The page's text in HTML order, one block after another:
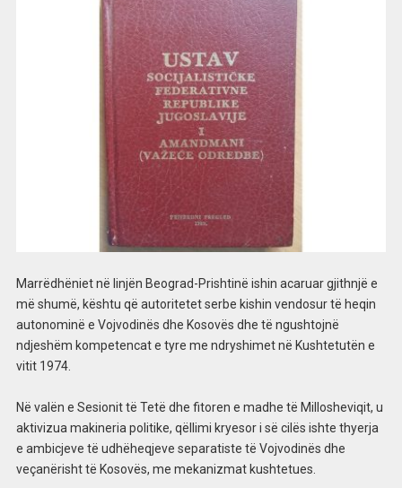
Marrëdhëniet në linjën Beograd-Prishtinë ishin acaruar gjithnjë e
më shumë, kështu që autoritetet serbe kishin vendosur të heqin
autonominë e Vojvodinës dhe Kosovës dhe të ngushtojnë
ndjeshëm kompetencat e tyre me ndryshimet në Kushtetutën e
vitit 1974.
Në valën e Sesionit të Tetë dhe fitoren e madhe të Millosheviqit, u
aktivizua makineria politike, qëllimi kryesor i së cilës ishte thyerja
e ambicjeve të udhëheqjeve separatiste të Vojvodinës dhe
veçanërisht të Kosovës, me mekanizmat kushtetues.